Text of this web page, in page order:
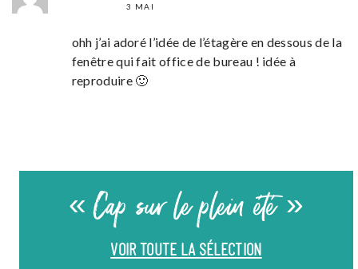
3 MAI
ohh j’ai adoré l’idée de l’étagère en dessous de la
fenêtre qui fait office de bureau ! idée à
reproduire 🙂
« Cap sur le plein été »
VOIR TOUTE LA SÉLECTION